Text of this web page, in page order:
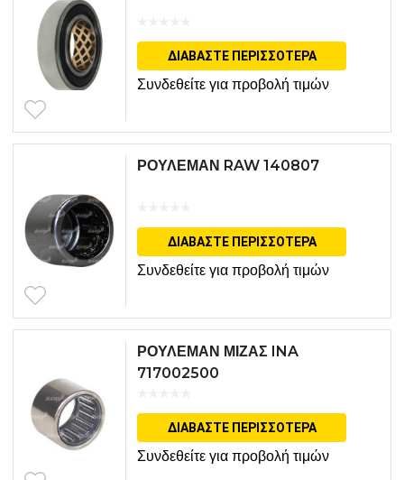
ΔΙΑΒΆΣΤΕ ΠΕΡΙΣΣΌΤΕΡΑ
Συνδεθείτε για προβολή τιμών
ΡΟΥΛΕΜΑΝ RAW 140807
ΔΙΑΒΆΣΤΕ ΠΕΡΙΣΣΌΤΕΡΑ
Συνδεθείτε για προβολή τιμών
ΡΟΥΛΕΜΑΝ ΜΙΖΑΣ INA
717002500
ΔΙΑΒΆΣΤΕ ΠΕΡΙΣΣΌΤΕΡΑ
Συνδεθείτε για προβολή τιμών